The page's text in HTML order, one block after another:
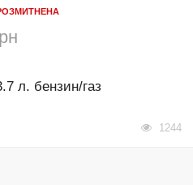
л. бензин/газ
1244